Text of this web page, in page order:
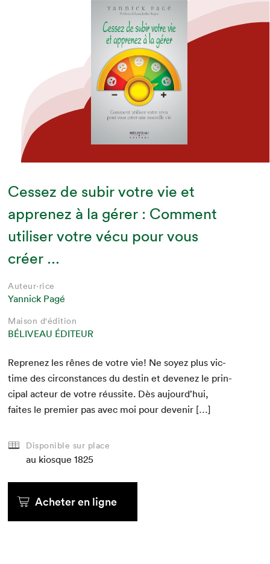
Cessez de subir votre vie et
apprenez à la gérer : Comment
utiliser votre vécu pour vous
créer ...
Auteur·rice
Yannick Pagé
Maison d'édition
BÉLIVEAU ÉDITEUR
Reprenez les rênes de votre vie! Ne soyez plus vic­
time des cir­con­stances du des­tin et devenez le prin­
ci­pal acteur de votre réus­site. Dès aujourd’hui,
faites le pre­mier pas avec moi pour devenir […]
Disponible sur place
au kiosque 1825
Acheter en ligne